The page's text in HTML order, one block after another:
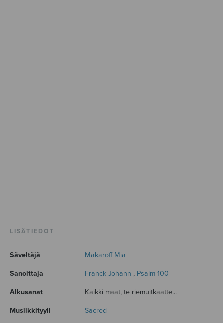
LISÄTIEDOT
Säveltäjä Makaroff Mia
Sanoittaja Franck Johann , Psalm 100
Alkusanat Kaikki maat, te riemuitkaatte...
Musiikkityyli Sacred